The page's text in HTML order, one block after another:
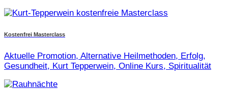
Kostenfrei Masterclass
Aktuelle Promotion, Alternative Heilmethoden, Erfolg,
Gesundheit, Kurt Tepperwein, Online Kurs, Spiritualität